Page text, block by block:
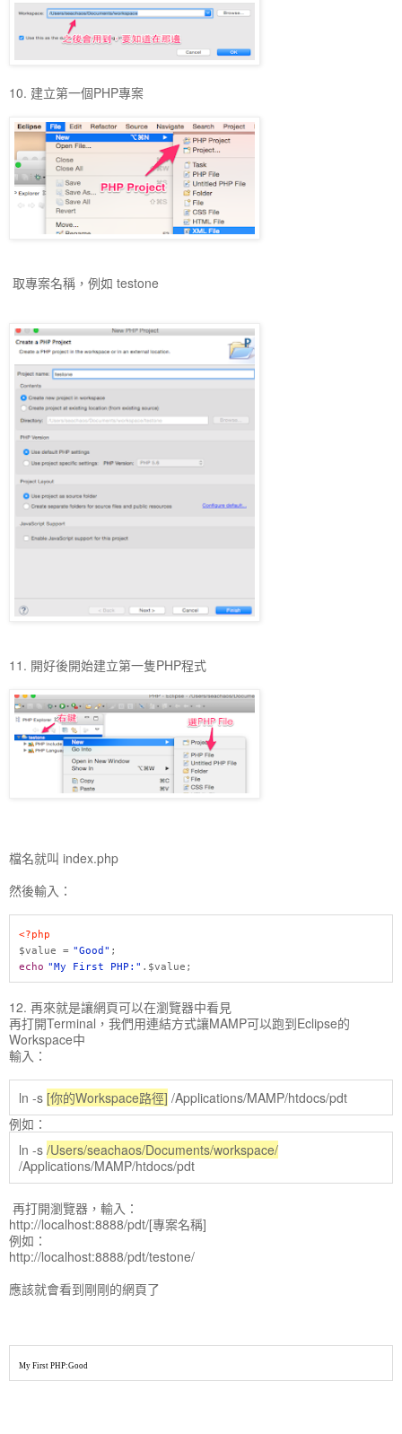
10. 建立第一個PHP專案
取專案名稱，例如 testone
11. 開好後開始建立第一隻PHP程式
檔名就叫 index.php
然後輸入：
<?php
$value = "Good" ;
echo "My First PHP:" .$value;
12. 再來就是讓網頁可以在瀏覽器中看見
再打開Terminal，我們用連結方式讓MAMP可以跑到Eclipse的
Workspace中
輸入：
ln -s [你的Workspace路徑] /Applications/MAMP/htdocs/pdt
例如：
ln -s /Users/seachaos/Documents/workspace/
/Applications/MAMP/htdocs/pdt
再打開瀏覽器，輸入：
http://localhost:8888/pdt/[專案名稱]
例如：
http://localhost:8888/pdt/testone/
應該就會看到剛剛的網頁了
My First PHP:Good